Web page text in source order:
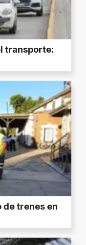
transporte:
de trenes en